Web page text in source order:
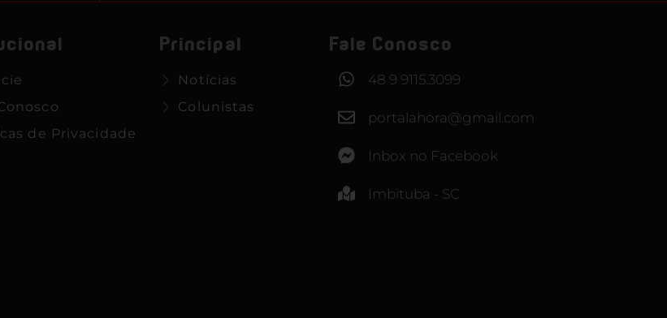
de Privacidade
Principal
Notícias
Colunistas
Fale Conosco
48 9 9115.3099
portalahora@gmail.com
Inbox no Facebook
Imbituba - SC